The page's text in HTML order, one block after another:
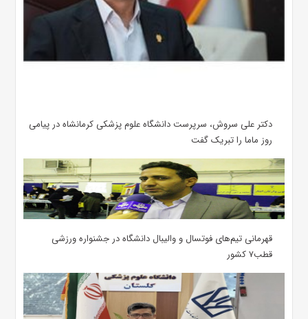
دکتر علی سروش، سرپرست دانشگاه علوم پزشکی کرمانشاه در پیامی
روز ماما را تبریک گفت
قهرمانی تیم‌های فوتسال و والیبال دانشگاه در جشنواره ورزشی
قطب۷ کشور